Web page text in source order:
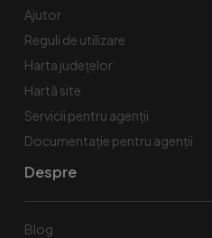
Ajutor
Reguli de utilizare
Harta județelor
Hartă site
Servicii pentru agenții
Documentație pentru agenții
Despre
Blog